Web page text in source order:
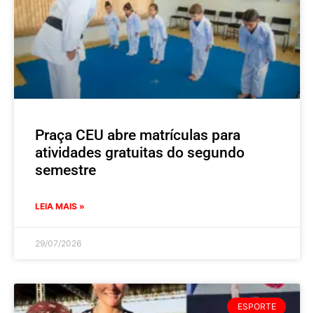
Praça CEU abre matrículas para
atividades gratuitas do segundo
semestre
LEIA MAIS »
29/07/2026
ESPORTE